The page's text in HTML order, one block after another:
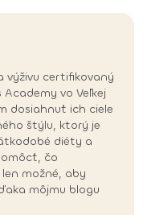
výživu certifikovaný
vo Veľkej
dosiahnuť ich ciele
štýlu, ktorý je
diéty a
čo
možné, aby
môjmu blogu